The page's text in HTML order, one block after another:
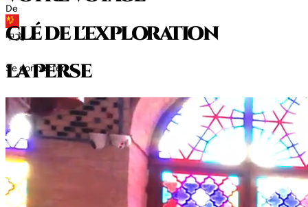
De
中文
Se connecter
clé de l'exploration
laPerse